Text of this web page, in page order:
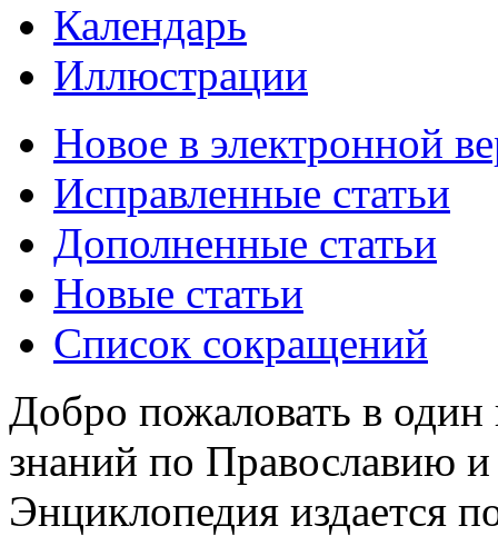
Календарь
Иллюстрации
Новое в электронной
Исправленные статьи
Дополненные статьи
Новые статьи
Список сокращений
Добро пожаловать в
знаний по Православию
Энциклопедия издается